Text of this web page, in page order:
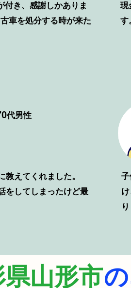
付き、感謝しかありま
車を処分する時が来た
現
す
代男性
えてくれました。
をしてしまったけど最
山形市の